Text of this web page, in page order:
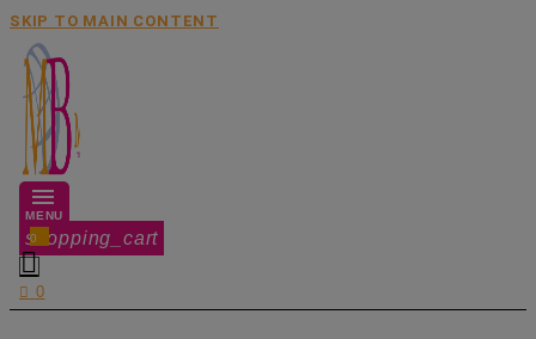
SKIP TO MAIN CONTENT
MENU
shopping_cart
0

 0